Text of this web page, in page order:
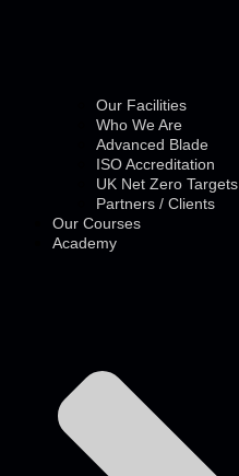
Our Facilities
Who We Are
Advanced Blade
ISO Accreditation
UK Net Zero Targets
Partners / Clients
Our Courses
Academy